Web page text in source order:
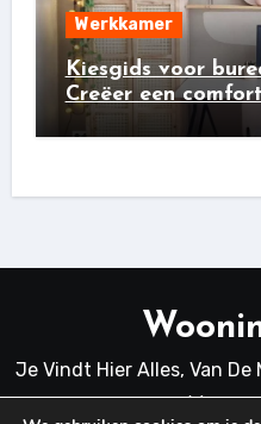
Werkkamer
Kiesgids voor
Creëer een
Je Vindt Hier Alles, Van